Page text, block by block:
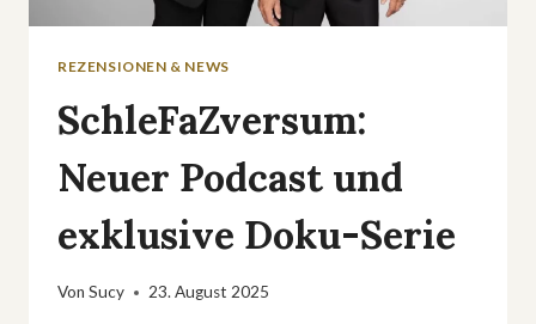
REZENSIONEN & NEWS
SchleFaZversum:
Neuer Podcast und
exklusive Doku-Serie
Von Sucy 23. August 2025